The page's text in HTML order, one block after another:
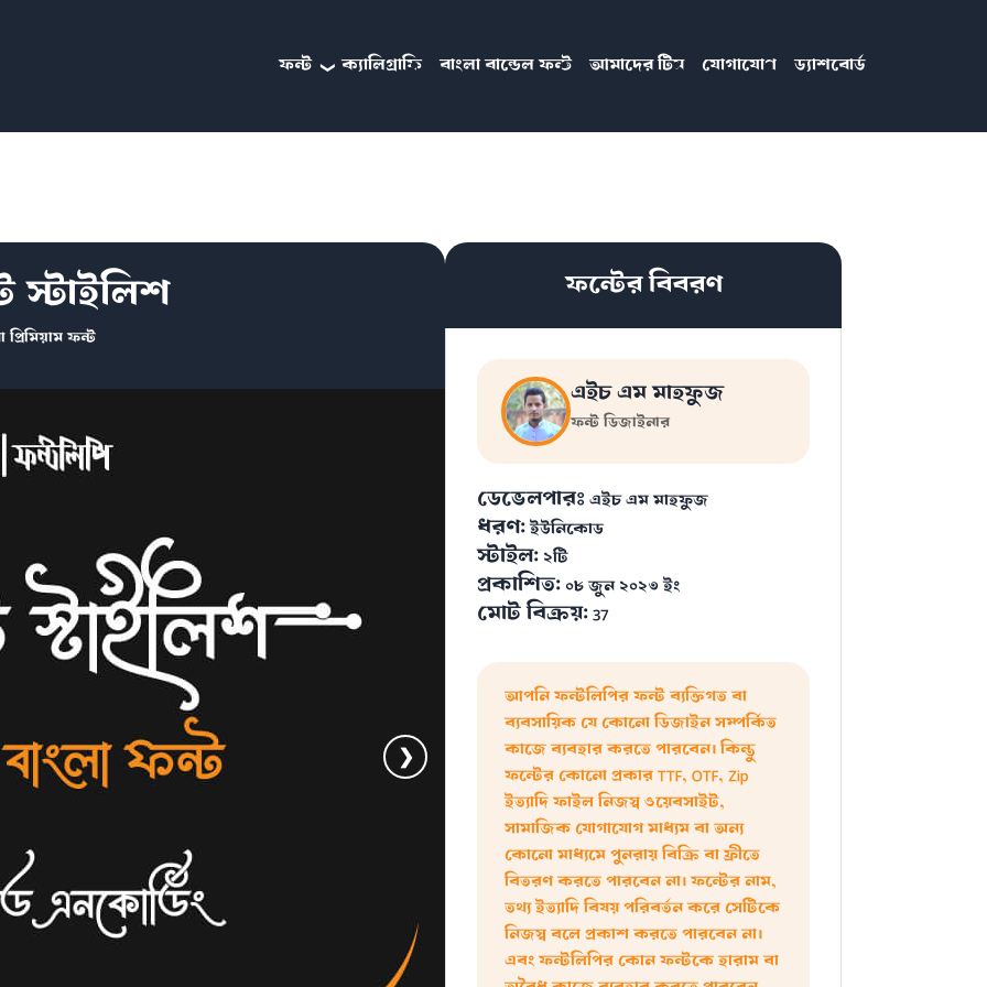
ফন্ট ক্যালিগ্রাফি বাংলা বান্ডেল ফন্ট আমাদের টিম যোগাযোগ ড্যাশবোর্ড
স্টাইলিশ
প্রিমিয়াম ফন্ট
❯
ফন্টের বিবরণ
এইচ এম মাহফুজ
ফন্ট ডিজাইনার
ডেভেলপারঃ এইচ এম মাহফুজ
ধরণ:ইউনিকোড
স্টাইল: ২টি
প্রকাশিত: ০৮ জুন ২০২৩ ইং
মোট বিক্রয়:37
আপনি ফন্টলিপির ফন্ট ব্যক্তিগত বা
ব্যবসায়িক যে কোনো ডিজাইন সম্পর্কিত
কাজে ব্যবহার করতে পারবেন। কিন্তু
ফন্টের কোনো প্রকার TTF, OTF, Zip
ইত্যাদি ফাইল নিজস্ব ওয়েবসাইট,
সামাজিক যোগাযোগ মাধ্যম বা অন্য
কোনো মাধ্যমে পুনরায় বিক্রি বা ফ্রীতে
বিতরণ করতে পারবেন না। ফন্টের নাম,
তথ্য ইত্যাদি বিষয় পরিবর্তন করে সেটিকে
নিজস্ব বলে প্রকাশ করতে পারবেন না।
এবং ফন্টলিপির কোন ফন্টকে হারাম বা